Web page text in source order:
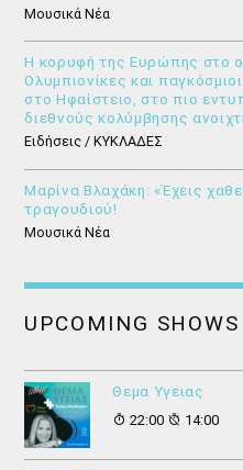
Μουσικά Νέα
Η κορυφή της Ευρώπης στο
Ολυμπιονίκες και
στο Ηφαίστειο, στο πιο
διεθνούς κολύμβησης
Ειδήσεις / ΚΥΚΛΑΔΕΣ
Μαρίνα Βλαχάκη: «Έχεις
τραγουδιού!
Μουσικά Νέα
UPCOMING SHOWS
Θεμα Υγειας
22:00
14:00